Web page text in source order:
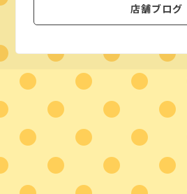
店舗ブログ